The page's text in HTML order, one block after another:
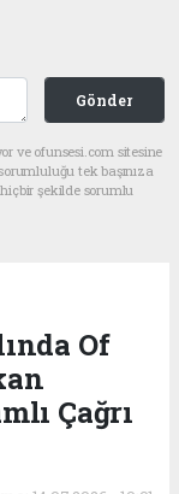
Gönder
ve ofunsesi.com sitesine
tek başınıza
şekilde sorumlu
Of
Çağrı